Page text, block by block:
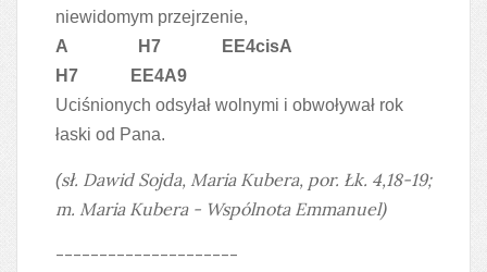
niewidomym przejrzenie,
A
H7 EE4cisA
H7
EE4A9
Uciśnionych odsyłał wolnymi i obwoływał rok
łaski od Pana.
(sł. Dawid Sojda, Maria Kubera, por. Łk. 4,18-19;
m. Maria Kubera - Wspólnota Emmanuel)
---------------------